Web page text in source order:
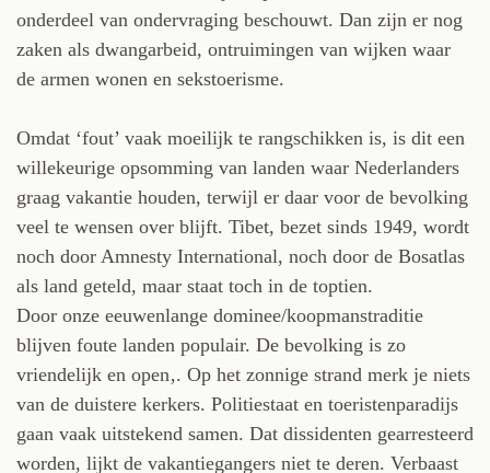
onderdeel van ondervraging beschouwt. Dan zijn er nog
zaken als dwangarbeid, ontruimingen van wijken waar
de armen wonen en sekstoerisme.
Omdat ‘fout’ vaak moeilijk te rangschikken is, is dit een
willekeurige opsomming van landen waar Nederlanders
graag vakantie houden, terwijl er daar voor de bevolking
veel te wensen over blijft. Tibet, bezet sinds 1949, wordt
noch door Amnesty International, noch door de Bosatlas
als land geteld, maar staat toch in de toptien.
Door onze eeuwenlange dominee/koopmanstraditie
blijven foute landen populair. De bevolking is zo
vriendelijk en open‚. Op het zonnige strand merk je niets
van de duistere kerkers. Politiestaat en toeristenparadijs
gaan vaak uitstekend samen. Dat dissidenten gearresteerd
worden, lijkt de vakantiegangers niet te deren. Verbaast